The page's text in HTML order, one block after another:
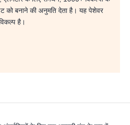
को बनाने की अनुमति देता है। यह पेशेवर
है।